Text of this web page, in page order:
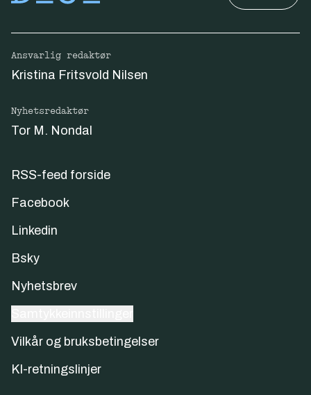
Ansvarlig redaktør
Kristina Fritsvold Nilsen
Nyhetsredaktør
Tor M. Nondal
RSS-feed forside
Facebook
Linkedin
Bsky
Nyhetsbrev
Vilkår og bruksbetingelser
KI-retningslinjer